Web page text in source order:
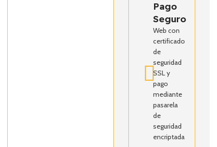
Pago
Seguro
Web con
certificado
de
seguridad
SSL y
pago
mediante
pasarela
de
seguridad
encriptada